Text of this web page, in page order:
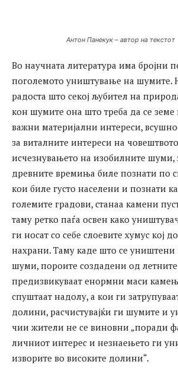
Антон Панекук – автор на текстот
Во научната литература има бројни
поголемото уништување на шумите.
радоста што секој љубител на
кон шумите она што треба да се
важни материјални интереси,
за виталните интереси на
исчезнувањето на изобилните шуми,
древните времиња биле познати по
кои биле густо населени и познати
големите градови, станаа камени
таму ретко паѓа освен како
ги носат со себе слоевите хумус кој
нахрани. Таму каде што се уништени
шуми, пороите создадени од
предизвикуваат енормни маси
спуштаат надолу, а кои ги
долини, расчистувајќи ги шумите и
чии жители не се виновни „поради
личниот интерес и незнаењето ги
изворите во високите долини“.